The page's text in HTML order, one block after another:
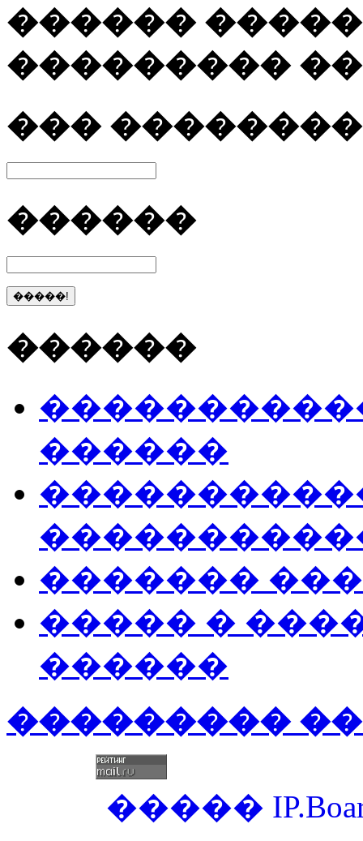
������
���������
���
������
������
������
�������
����� �
������
���������
�����